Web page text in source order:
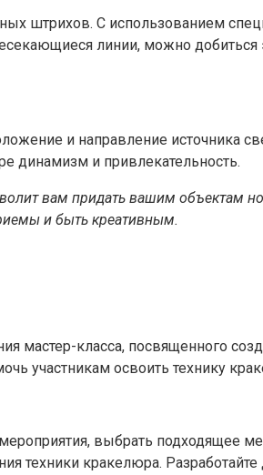
штрихов. С использованием
линии, можно
и направление источника
динамизм и привлекательность.
вам придать вашим объектам
и быть креативным.
мастер-класса, посвященного
участникам освоить технику
выбрать подходящее
техники кракелюра.